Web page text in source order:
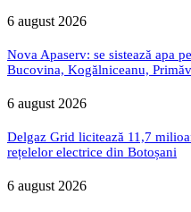
6 august 2026
Nova Apaserv: se sistează apa
Bucovina, Kogălniceanu,
6 august 2026
Delgaz Grid licitează 11,7
rețelelor electrice din Botoșani
6 august 2026